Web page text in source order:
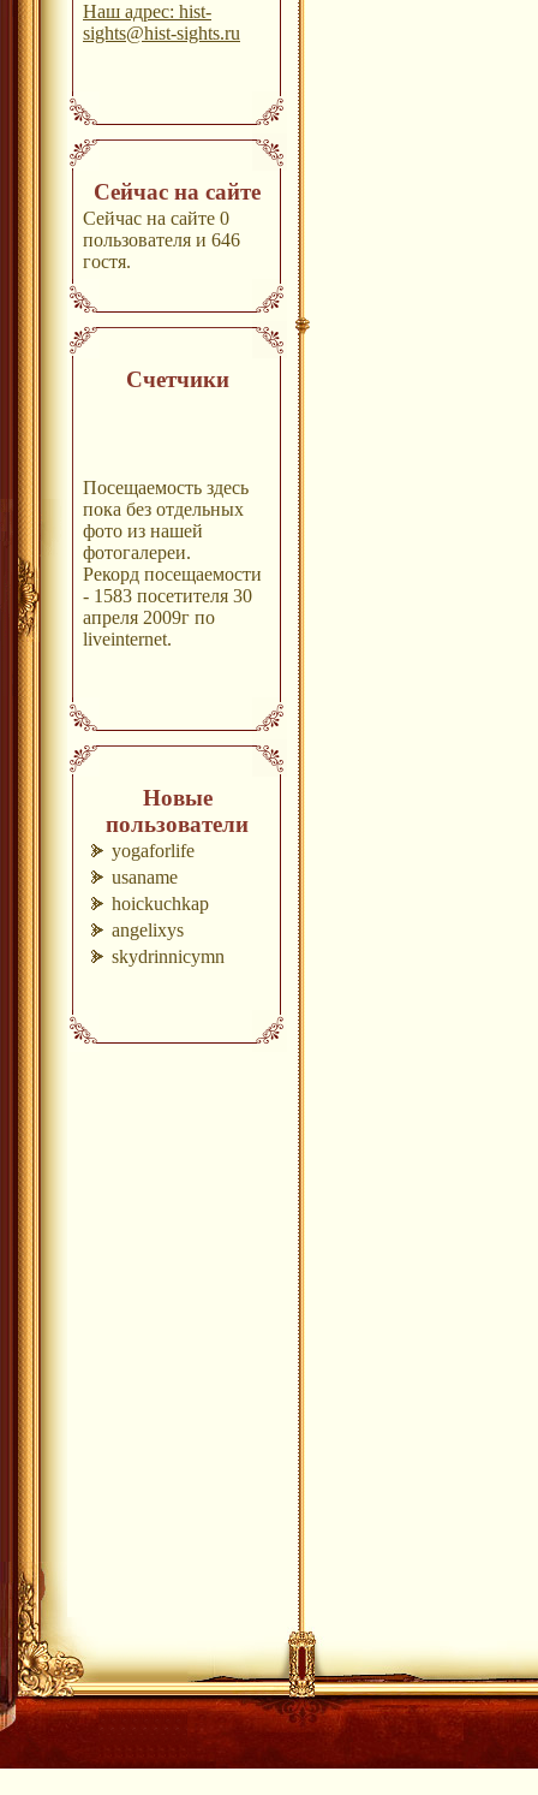
Наш адрес: hist-
sights@hist-sights.ru
Сейчас на сайте
Сейчас на сайте 0
пользователя и 646
гостя.
Счетчики
Посещаемость здесь
пока без отдельных
фото из нашей
фотогалереи.
Рекорд посещаемости
- 1583 посетителя 30
апреля 2009г по
liveinternet.
Новые
пользователи
yogaforlife
usaname
hoickuchkap
angelixys
skydrinnicymn